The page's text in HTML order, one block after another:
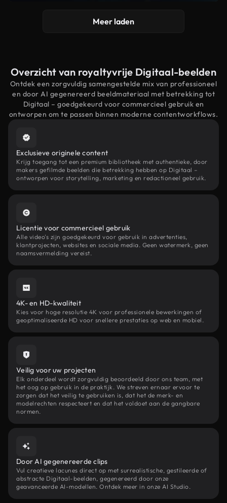
Meer laden
Overzicht van royaltyvrije Digitaal-beelden
Ontdek een zorgvuldig samengestelde mix van professioneel
en door AI gegenereerd beeldmateriaal met betrekking tot
Digitaal – goedgekeurd voor commercieel gebruik en
ontworpen om te passen binnen moderne contentworkflows.
Exclusieve originele content
Krijg toegang tot een premium bibliotheek met authentieke, door
makers gefilmde beelden die betrekking hebben op Digitaal –
ontworpen voor storytelling, marketing en redactioneel gebruik.
Licentie voor commercieel gebruik
Alle video's zijn goedgekeurd voor gebruik in advertenties,
klantprojecten, websites en sociale media. Geen watermerk, geen
naamsvermelding vereist.
4K- en HD-kwaliteit
Kies voor hoge resolutie 4K voor professionele bewerkingen of
geoptimaliseerde HD voor snellere prestaties op web en mobiel.
Veilig voor uw projecten
Elk onderdeel wordt zorgvuldig beoordeeld door ons team, met
het oog op gebruik in de praktijk. We streven ernaar ervoor te
zorgen dat het veilig te gebruiken is, dat het de merk- en
modelrechten respecteert en dat het voldoet aan de gangbare
normen.
Door AI gegenereerde clips
Vul creatieve lacunes direct op met surrealistische, gestileerde of
abstracte Digitaal-beelden, gegenereerd door onze
geavanceerde AI-modellen. Ontdek meer in onze AI Studio.